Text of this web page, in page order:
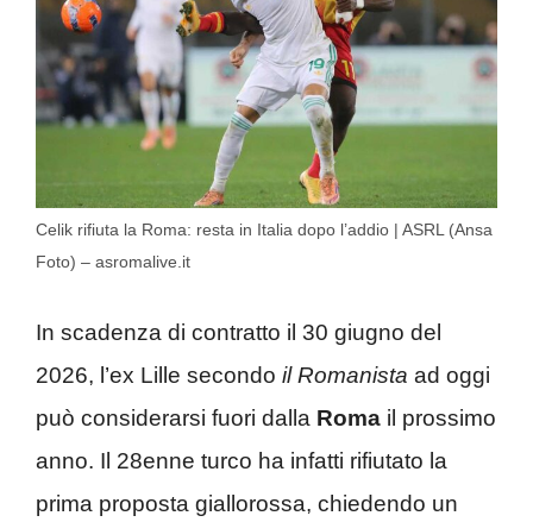
Celik rifiuta la Roma: resta in Italia dopo l’addio | ASRL (Ansa
Foto) – asromalive.it
In scadenza di contratto il 30 giugno del
2026, l’ex Lille secondo il Romanista ad oggi
può considerarsi fuori dalla Roma il prossimo
anno. Il 28enne turco ha infatti rifiutato la
prima proposta giallorossa, chiedendo un